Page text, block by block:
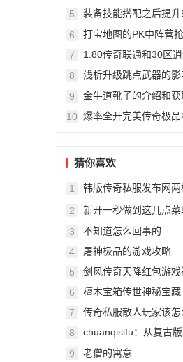
5
装备技能搭配之后提
6
打宝地图的PK中阵营
7
1.80传奇联通和30区
8
浅析升级跳点武器的
9
金牛道靴子的介绍和
10 爆率全开完美传奇极
猜你喜欢
1
韩版传奇私服发布网
2
新开一秒做到这几点
3
不知道怎么回事的
4
屠神极品的游戏攻略
5
剑风传奇天降红包游戏
6
檀木宝箱传世神秘宝藏
7
传奇私服散人玩家该怎
8
chuanqisifu：从复古
9 老僧的寓意